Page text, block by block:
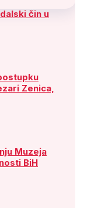
čin u
Zenica,
Muzeja
BiH